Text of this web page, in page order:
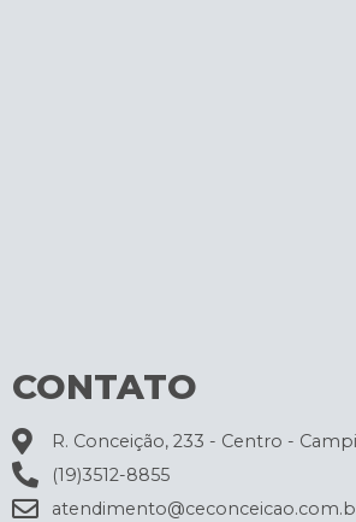
CONTATO
R. Conceição, 233 - Centro -
(19)3512-8855